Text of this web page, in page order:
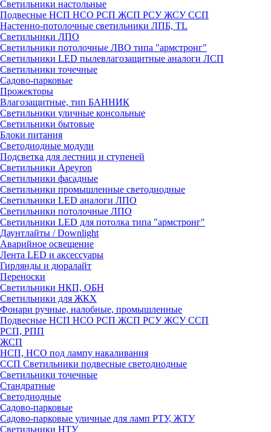
Светильники настольные
Подвесные НСП НСО РСП ЖСП РСУ ЖСУ ССП
Настенно-потолочные светильники ЛПБ, TL
Светильники ЛПО
Светильники потолочные ЛВО типа "армстронг"
Светильники LED пылевлагозащитные аналоги ЛСП
Светильники точечные
Садово-парковые
Прожекторы
Влагозащитные, тип БАННИК
Светильники уличные консольные
Светильники бытовые
Блоки питания
Светодиодные модули
Подсветка для лестниц и ступеней
Светильники Apeyron
Светильники фасадные
Светильники промышленные светодиодные
Светильники LED аналоги ЛПО
Светильники потолочные ЛПО
Светильники LED для потолка типа "армстронг"
Даунтлайты / Downlight
Аварийное освещение
Лента LED и аксессуары
Гирлянды и дюралайт
Переноски
Светильники НКП, ОБН
Светильники для ЖКХ
Фонари ручные, налобные, промышленные
Подвесные НСП НСО РСП ЖСП РСУ ЖСУ ССП
РСП, РПП
ЖСП
НСП, НСО под лампу накаливания
ССП Светильники подвесные светодиодные
Светильники точечные
Стандратные
Светодиодные
Садово-парковые
Садово-парковые уличные для ламп РТУ, ЖТУ
Светильники НТУ